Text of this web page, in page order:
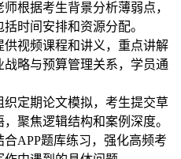
根据考生背景分析薄弱点，
时间安排和资源分配。
视频课程和讲义，重点讲解
略与预算管理关系，学员通
定期论文模拟，考生提交草
聚焦逻辑结构和案例深度。
APP题库练习，强化高频考